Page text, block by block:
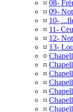
¤ 08-
¤ 09-
¤ 10-
¤ 11-
¤ 12-
¤ 13-
¤
¤
¤
¤
¤
¤
¤